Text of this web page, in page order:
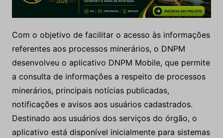
Com o objetivo de facilitar o acesso às informações
referentes aos processos minerários, o DNPM
desenvolveu o aplicativo DNPM Mobile, que permite
a consulta de informações a respeito de processos
minerários, principais notícias publicadas,
notificações e avisos aos usuários cadastrados.
Destinado aos usuários dos serviços do órgão, o
aplicativo está disponível inicialmente para sistemas